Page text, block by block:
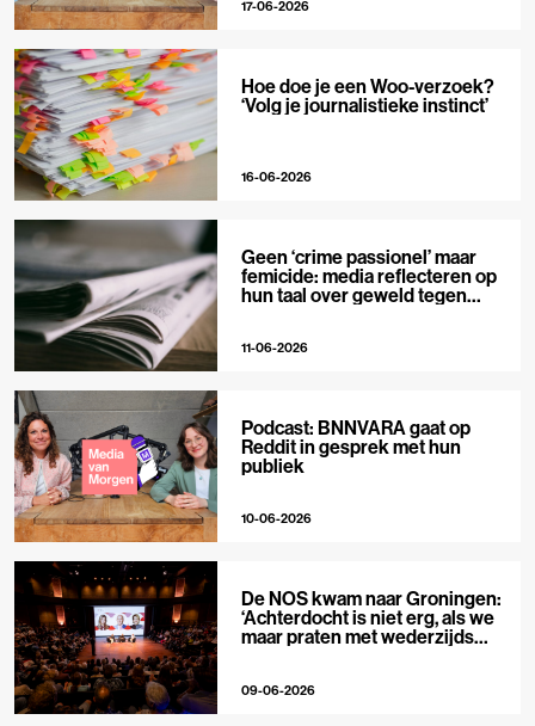
17-06-2026
Hoe doe je een Woo-verzoek?
‘Volg je journalistieke instinct’
16-06-2026
Geen ‘crime passionel’ maar
femicide: media reflecteren op
hun taal over geweld tegen
11-06-2026
Podcast: BNNVARA gaat op
Reddit in gesprek met hun
publiek
10-06-2026
De NOS kwam naar Groningen:
‘Achterdocht is niet erg, als we
maar praten met wederzijds
09-06-2026